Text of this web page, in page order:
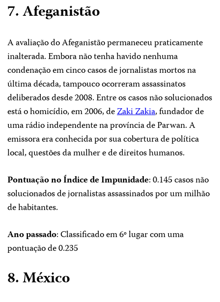
7. Afeganistão
A avaliação do Afeganistão permaneceu praticamente
inalterada. Embora não tenha havido nenhuma
condenação em cinco casos de jornalistas mortos na
última década, tampouco ocorreram assassinatos
deliberados desde 2008. Entre os casos não solucionados
está o homicídio, em 2006, deZaki Zakia, fundador de
uma rádio independente na província de Parwan. A
emissora era conhecida por sua cobertura de política
local, questões da mulher e de direitos humanos.
Pontuação no Índice de Impunidade: 0.145 casos não
solucionados de jornalistas assassinados por um milhão
de habitantes.
Ano passado: Classificado em 6º lugar com uma
pontuação de 0.235
8. México